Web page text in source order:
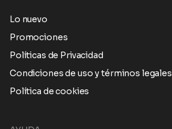
Lo nuevo
Promociones
Políticas de Privacidad
Condiciones de uso y términos legales
Política de cookies